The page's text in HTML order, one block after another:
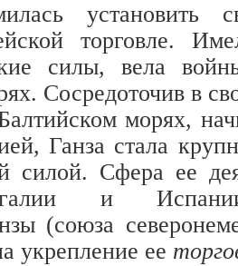
торговле.
силы, вела
Сосредоточив в
морях,
Ганза стала
силой. Сфера ее
и
(союза
укрепление ее